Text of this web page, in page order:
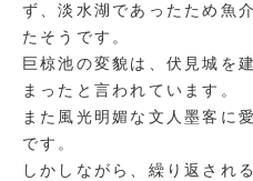
ず、淡水湖であったため魚
たそうです。
巨椋池の変貌は、伏見城を
まったと言われています。
また風光明媚な文人墨客に
です。
しかしながら、繰り返され